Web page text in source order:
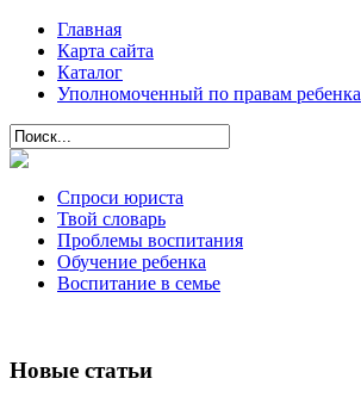
Главная
Карта сайта
Каталог
Уполномоченный по правам ребенка
Спроси юриста
Твой словарь
Проблемы воспитания
Обучение ребенка
Воспитание в семье
Новые статьи